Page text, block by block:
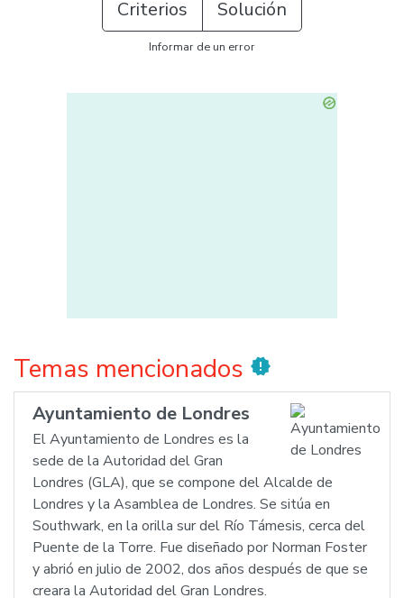
Criterios Solución
Informar de un error
Temas mencionados new_releases
Ayuntamiento de Londres
El Ayuntamiento de Londres es la
sede de la Autoridad del Gran
Londres (GLA), que se compone del Alcalde de
Londres y la Asamblea de Londres. Se sitúa en
Southwark, en la orilla sur del Río Támesis, cerca del
Puente de la Torre. Fue diseñado por Norman Foster
y abrió en julio de 2002, dos años después de que se
creara la Autoridad del Gran Londres.